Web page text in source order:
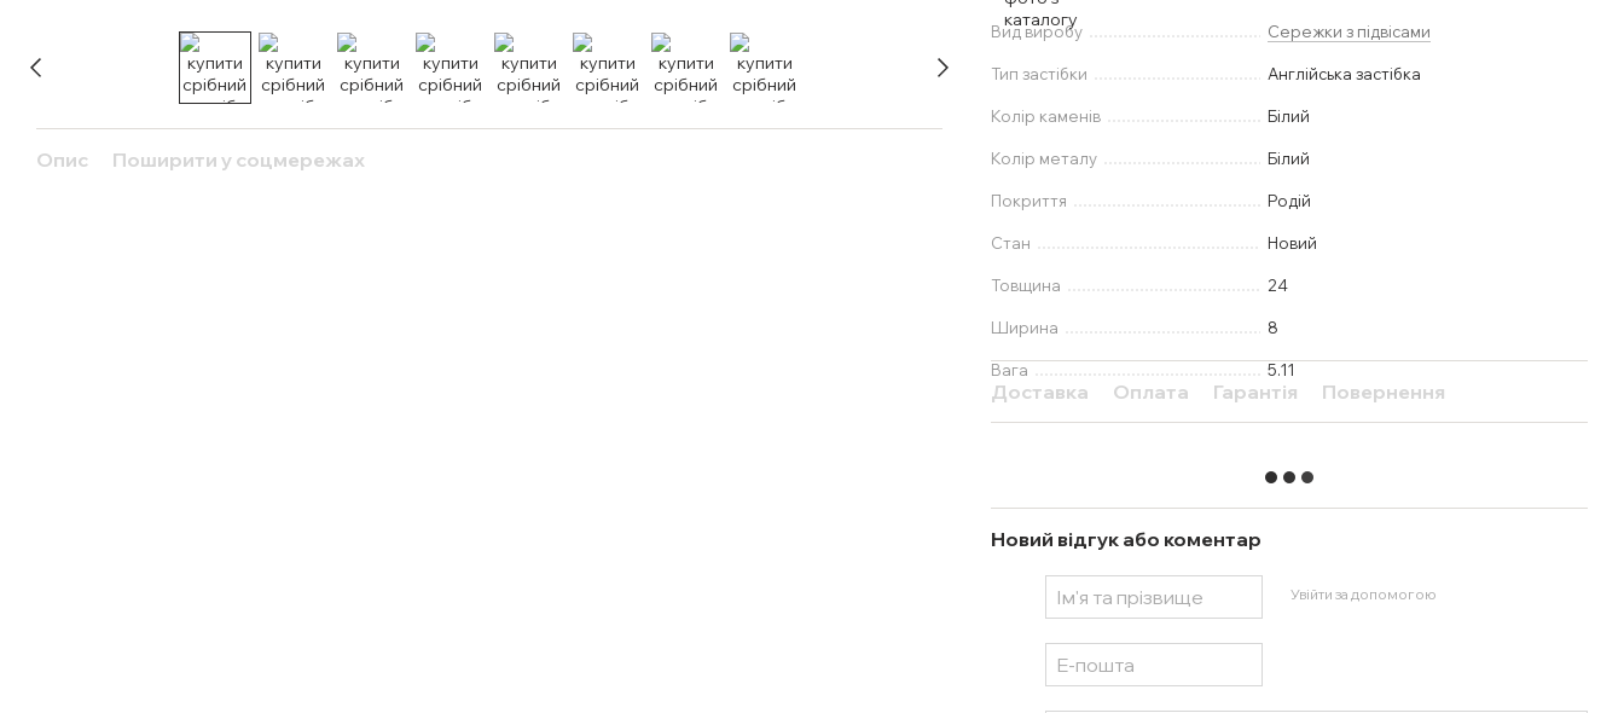
Опис Поширити у соцмережах
Вид виробу Сережки з підвісами
Тип застібки Англійська застібка
Колір каменів Білий
Колір металу Білий
Покриття Родій
Стан Новий
Товщина 24
Ширина 8
Вага 5.11
Доставка Оплата Гарантія Повернення
Новий відгук або коментар
Увійти за допомогою